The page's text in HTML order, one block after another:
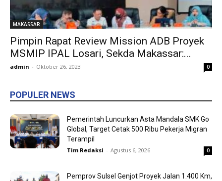
MAKASSAR
Pimpin Rapat Review Mission ADB Proyek
MSMIP IPAL Losari, Sekda Makassar:...
admin - Oktober 26, 2023 0
POPULER NEWS
Pemerintah Luncurkan Asta Mandala SMK Go
Global, Target Cetak 500 Ribu Pekerja Migran
Terampil
Tim Redaksi - Agustus 6, 2026 0
Pemprov Sulsel Genjot Proyek Jalan 1.400 Km,